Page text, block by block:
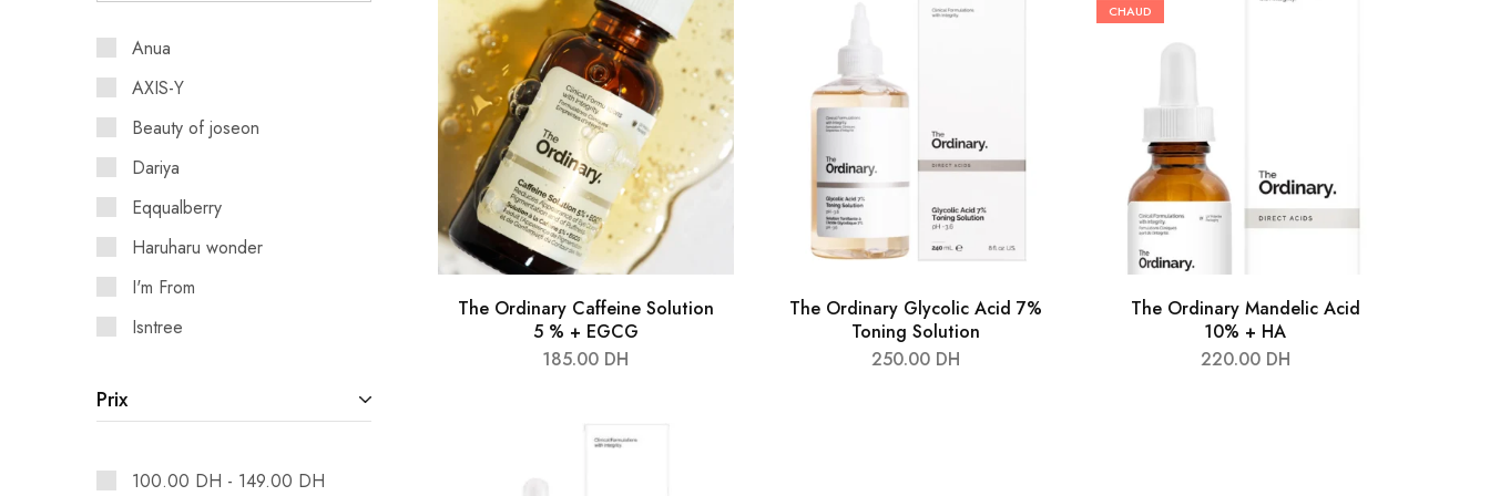
The Ordinary Caffeine Solution
5 % + EGCG
185.00 DH
The Ordinary Glycolic Acid 7%
Toning Solution
250.00 DH
CHAUD
The Ordinary Mandelic Acid
10% + HA
220.00 DH
Anua
AXIS-Y
Beauty of joseon
Dariya
Eqqualberry
Haruharu wonder
I'm From
Isntree
Numbuzin
Prix
100.00 DH - 149.00 DH